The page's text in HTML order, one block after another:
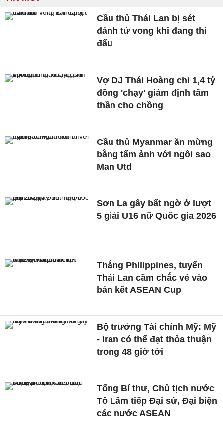
Cầu thủ Thái Lan bị sét
đánh tử vong khi đang thi
đấu
Vợ DJ Thái Hoàng chi 1,4 tỷ
đồng 'chạy' giám định tâm
thần cho chồng
Cầu thủ Myanmar ăn mừng
bằng tấm ảnh với ngôi sao
Man Utd
Sơn La gây bất ngờ ở lượt
5 giải U16 nữ Quốc gia 2026
Thắng Philippines, tuyển
Thái Lan cầm chắc vé vào
bán kết ASEAN Cup
Bộ trưởng Tài chính Mỹ: Mỹ
- Iran có thể đạt thỏa thuận
trong 48 giờ tới
Tổng Bí thư, Chủ tịch nước
Tô Lâm tiếp Đại sứ, Đại biện
các nước ASEAN